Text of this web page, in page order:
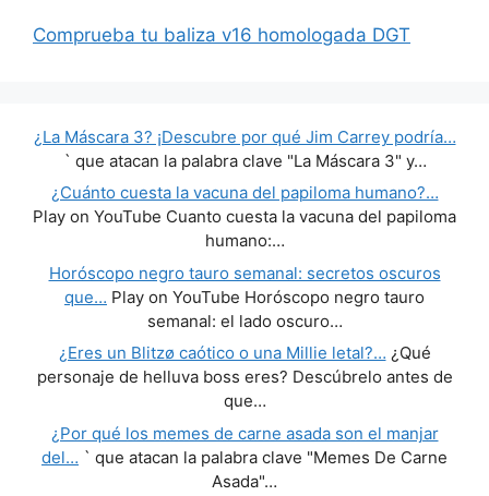
Comprueba tu baliza v16 homologada DGT
¿La Máscara 3? ¡Descubre por qué Jim Carrey podría…
` que atacan la palabra clave "La Máscara 3" y…
¿Cuánto cuesta la vacuna del papiloma humano?…
Play on YouTube Cuanto cuesta la vacuna del papiloma
humano:…
Horóscopo negro tauro semanal: secretos oscuros
que… Play on YouTube Horóscopo negro tauro
semanal: el lado oscuro…
¿Eres un Blitzø caótico o una Millie letal?… ¿Qué
personaje de helluva boss eres? Descúbrelo antes de
que…
¿Por qué los memes de carne asada son el manjar
del… ` que atacan la palabra clave "Memes De Carne
Asada"…